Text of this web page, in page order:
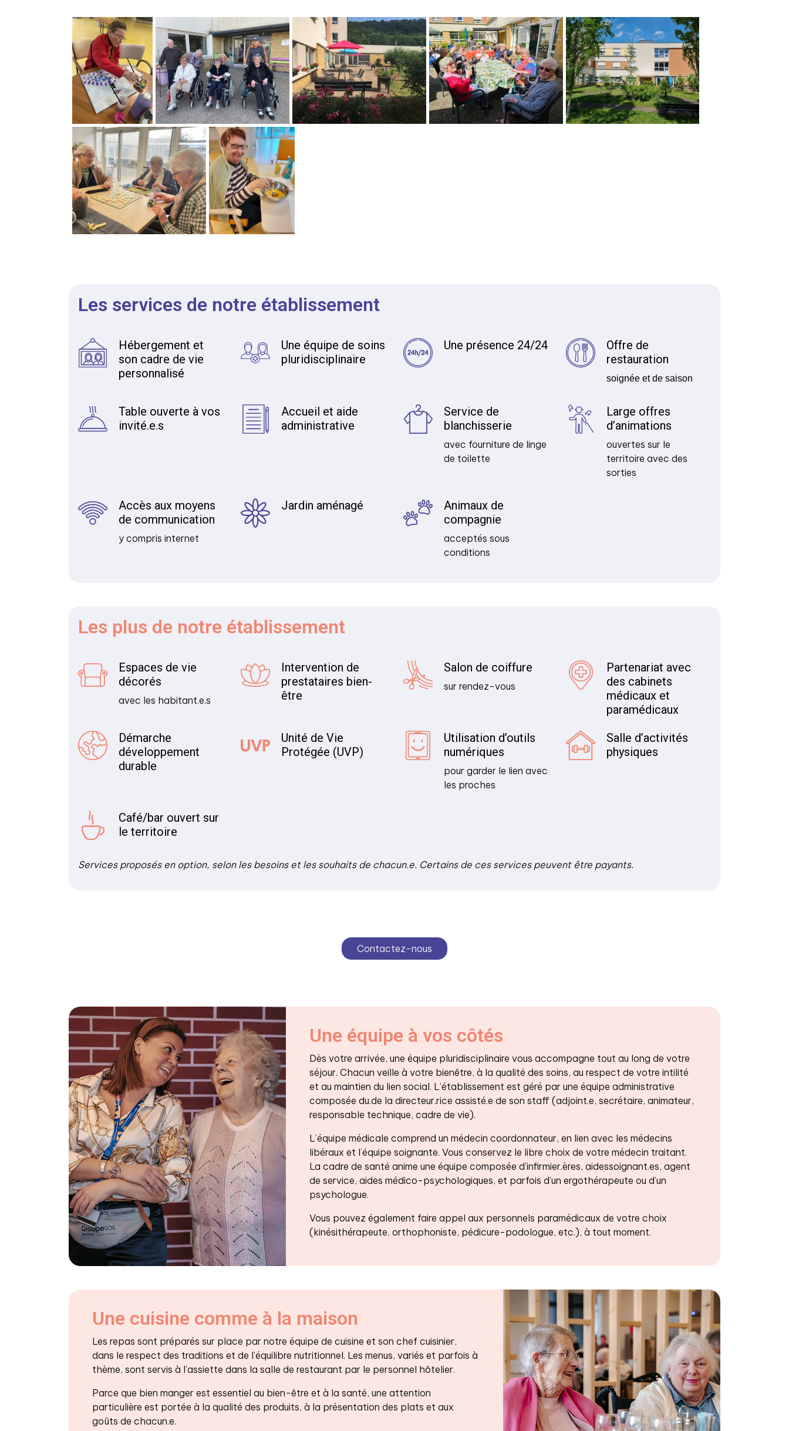
Les services de notre établissement
Hébergement et
son cadre de vie
personnalisé
Une équipe de soins
pluridisciplinaire
Une présence 24/24
Offre de
restauration
soignée et de saison
Table ouverte à vos
invité.e.s
Accueil et aide
administrative
Service de
blanchisserie
avec fourniture de linge
de toilette
Large offres
d’animations
ouvertes sur le
territoire avec des
sorties
Accès aux moyens
de communication
y compris internet
Jardin aménagé
Animaux de
compagnie
acceptés sous
conditions
Les plus de notre établissement
Espaces de vie
décorés
avec les habitant.e.s
Intervention de
prestataires bien-
être
Salon de coiffure
sur rendez-vous
Partenariat avec
des cabinets
médicaux et
paramédicaux
Démarche
développement
durable
Unité de Vie
Protégée (UVP)
Utilisation d’outils
numériques
pour garder le lien avec
les proches
Salle d’activités
physiques
Café/bar ouvert sur
le territoire
Services proposés en option, selon les besoins et les souhaits de chacun.e. Certains de ces services peuvent être payants.
Contactez-nous
Une équipe à vos côtés
Dès votre arrivée, une équipe pluridisciplinaire vous accompagne tout au long de votre
séjour. Chacun veille à votre bienêtre, à la qualité des soins, au respect de votre intilité
et au maintien du lien social. L’établissement est géré par une équipe administrative
composée du.de la directeur.rice assisté.e de son staff (adjoint.e, secrétaire, animateur,
responsable technique, cadre de vie).
L’équipe médicale comprend un médecin coordonnateur, en lien avec les médecins
libéraux et l’équipe soignante. Vous conservez le libre choix de votre médecin traitant.
La cadre de santé anime une équipe composée d’infirmier.ères, aidessoignant.es, agent
de service, aides médico-psychologiques, et parfois d’un ergothérapeute ou d’un
psychologue.
Vous pouvez également faire appel aux personnels paramédicaux de votre choix
(kinésithérapeute, orthophoniste, pédicure-podologue, etc.), à tout moment.
Une cuisine comme à la maison
Les repas sont préparés sur place par notre équipe de cuisine et son chef cuisinier,
dans le respect des traditions et de l’équilibre nutritionnel. Les menus, variés et parfois à
thème, sont servis à l’assiette dans la salle de restaurant par le personnel hôtelier.
Parce que bien manger est essentiel au bien-être et à la santé, une attention
particulière est portée à la qualité des produits, à la présentation des plats et aux
goûts de chacun.e.